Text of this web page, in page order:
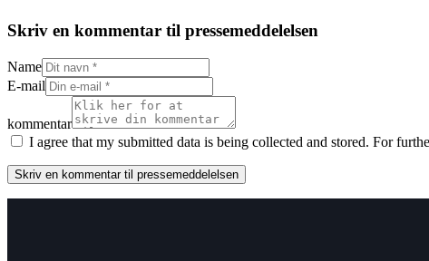
Skriv en kommentar til pressemeddelelsen
Name
E-mail
kommentar
I agree that my submitted data is being collected and stored. For